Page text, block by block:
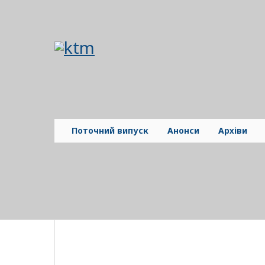
Поточний випуск Анонси Архіви